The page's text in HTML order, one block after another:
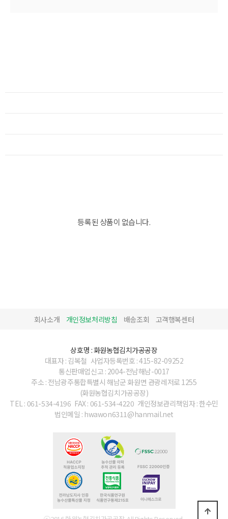
등록된 상품이 없습니다.
회사소개 개인정보처리방침 배송조회 고객행복센터
상호명 : 화원농협김치가공공장
대표자 : 김복철 사업자등록번호 : 415-82-09252
통신판매업신고 : 2004-전남해남-0017
주소 : 전남광주통합특별시 해남군 화원면 관광레저로 1255
(화원농협김치가공공장)
TEL : 061-534-4196 FAX : 061-534-4220 개인정보관리책임자 : 한수민
법인메일 : hwawon6311@hanmail.net